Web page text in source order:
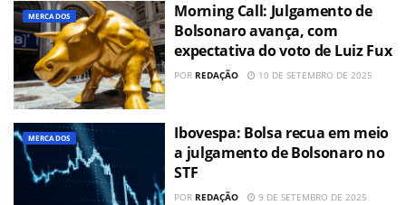
MERCADOS
Morning Call: Julgamento de
Bolsonaro avança, com
expectativa do voto de Luiz Fux
POR REDAÇÃO 10 DE SETEMBRO DE 2025
MERCADOS
Ibovespa: Bolsa recua em meio
a julgamento de Bolsonaro no
STF
POR REDAÇÃO 9 DE SETEMBRO DE 2025